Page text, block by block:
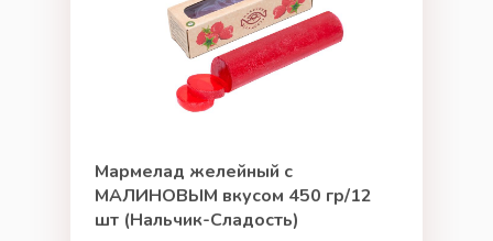
Мармелад желейный с
МАЛИНОВЫМ вкусом 450 гр/12
шт (Нальчик-Сладость)